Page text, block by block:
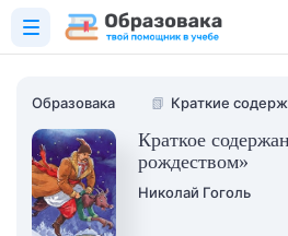
Образовака 📗 Краткие
Краткое
рождеством»
Николай Гоголь